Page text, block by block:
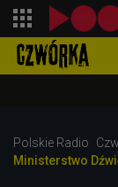
Polskie Radio
Ministerstwo